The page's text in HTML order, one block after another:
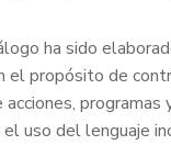
ha sido
el propósito de
programas
uso del lenguaje